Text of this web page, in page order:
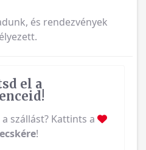
és rendezvények
el a
szállást? Kattints a
!